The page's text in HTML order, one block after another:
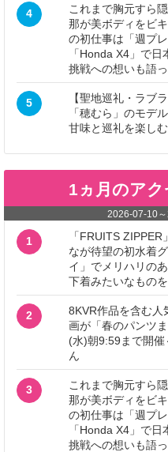
4
これまで胸元すら
那が美ボディをビ
の初仕事は「週プ
「Honda X4」で
挑戦への想いも語
5
【聖地巡礼・ラブ
「穂むら」のモデ
甘味と巡礼を楽しむ
1ヵ月のア
2026-07-10～
1
「FRUITS
なが待望の初水着
イ」でメリハリの
下着みたいなもの
2
8KVR作品を含む人
画が「春のパンツ
(水)朝9:59まで開催
ん
3
これまで胸元すら
那が美ボディをビ
の初仕事は「週プ
「Honda X4」で
挑戦への想いも語